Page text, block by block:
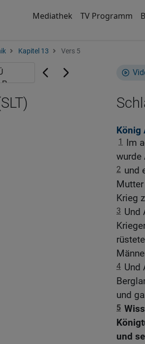
Mediathek TV Programm
Kapitel 13 Vers 5
König
1
Im
wurde
2 und
Krieg
3 Und
4 Und
und
5
und